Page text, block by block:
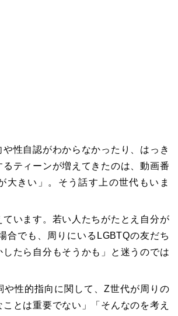
や性自認がわからなかったり、はっき
るティーンが増えてきたのは、動画番
大きい」。そう話す上の世代もいま
ています。若い人たちがたとえ自分が
合でも、周りにいるLGBTQの友だち
たら自分もそうかも」と迷うのでは
や性的指向に関して、Z世代が周りの
とは重要でない」「そんなのを考え